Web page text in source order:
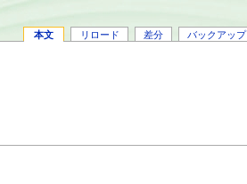
本文 リロード 差分 バックアップ